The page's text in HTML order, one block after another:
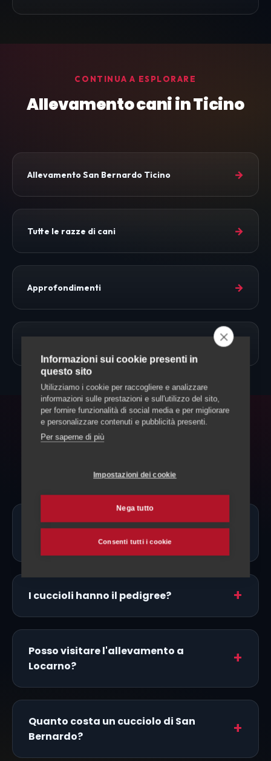
CONTINUA A ESPLORARE
Allevamento cani in Ticino
Allevamento San Bernardo Ticino →
Tutte le razze di cani →
Approfondimenti →
Ci sono allevatori di San Bernardo
proprio a Locarno?
I cuccioli hanno il pedigree?
Posso visitare l'allevamento a
Locarno?
Quanto costa un cucciolo di San
Bernardo?
Informazioni sui cookie presenti in
questo sito
Utilizziamo i cookie per raccogliere e analizzare
informazioni sulle prestazioni e sull'utilizzo del sito,
per fornire funzionalità di social media e per migliorare
e personalizzare contenuti e pubblicità presenti.
Per saperne di più
Impostazioni dei cookie
Nega tutto
Consenti tutti i cookie